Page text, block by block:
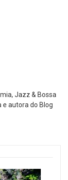
Jazz & Bossa
e autora do Blog